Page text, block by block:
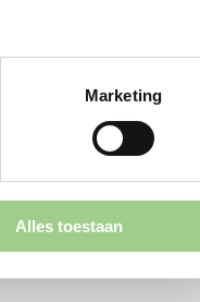
Marketing
Alles toestaan
begeleiden op dit
markt op zijn
werkgever
versterken